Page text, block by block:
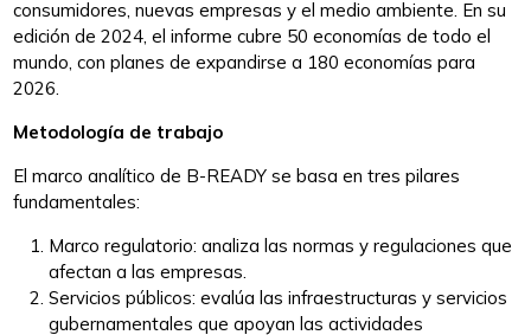
consumidores, nuevas empresas y el medio ambiente. En su
edición de 2024, el informe cubre 50 economías de todo el
mundo, con planes de expandirse a 180 economías para
2026​.
Metodología de trabajo
El marco analítico de B-READY se basa en tres pilares
fundamentales:
Marco regulatorio: analiza las normas y regulaciones que
afectan a las empresas.
Servicios públicos: evalúa las infraestructuras y servicios
gubernamentales que apoyan las actividades